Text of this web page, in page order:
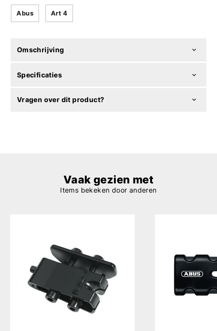
Abus Art 4
Omschrijving
Specificaties
Vragen over dit product?
Vaak gezien met
Items bekeken door anderen